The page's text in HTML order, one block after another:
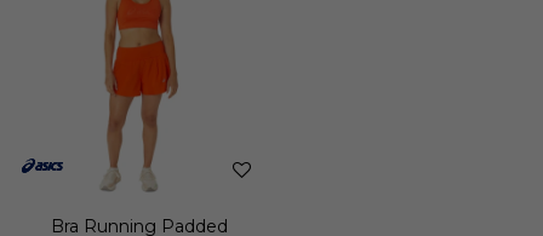
Bra Running Padded